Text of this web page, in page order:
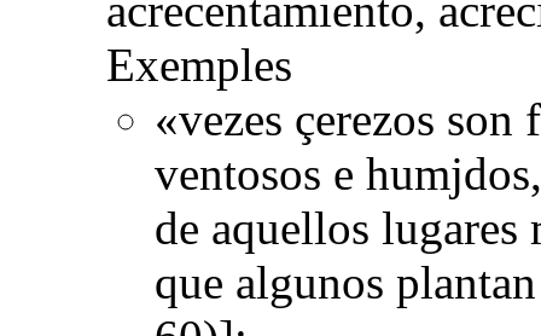
Exemples
«vezes çerezos
ventosos e
de aquellos lugares
que algunos